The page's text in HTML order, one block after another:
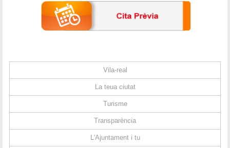
Vila-real
La teua ciutat
Turisme
Transparència
L'Ajuntament i tu